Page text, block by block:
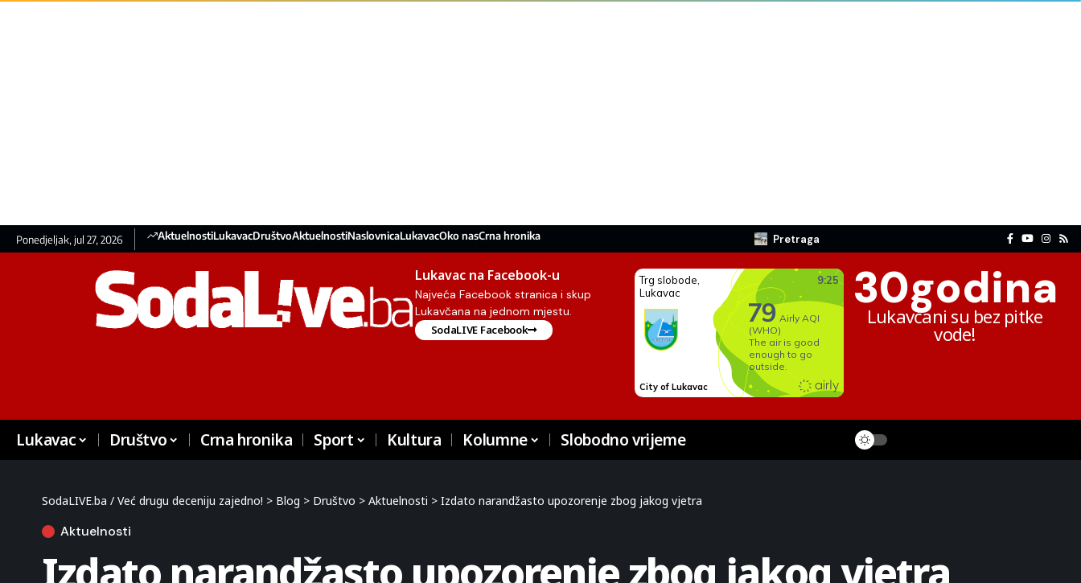
Ponedjeljak, jul 27, 2026 AktuelnostiLukavacDruštvoAktuelnostiNaslovnicaLukavacOko nasCrna hronika Pretraga
Lukavac na Facebook-u
Najveća Facebook stranica i skup
Lukavčana na jednom mjestu.
SodaLIVE Facebook
30godina
Lukavčani su bez pitke
vode!
Lukavac Društvo Crna hronika Sport Kultura Kolumne Slobodno vrijeme
SodaLIVE.ba / Već drugu deceniju zajedno! > Blog > Društvo > Aktuelnosti > Izdato narandžasto upozorenje zbog jakog vjetra
Aktuelnosti